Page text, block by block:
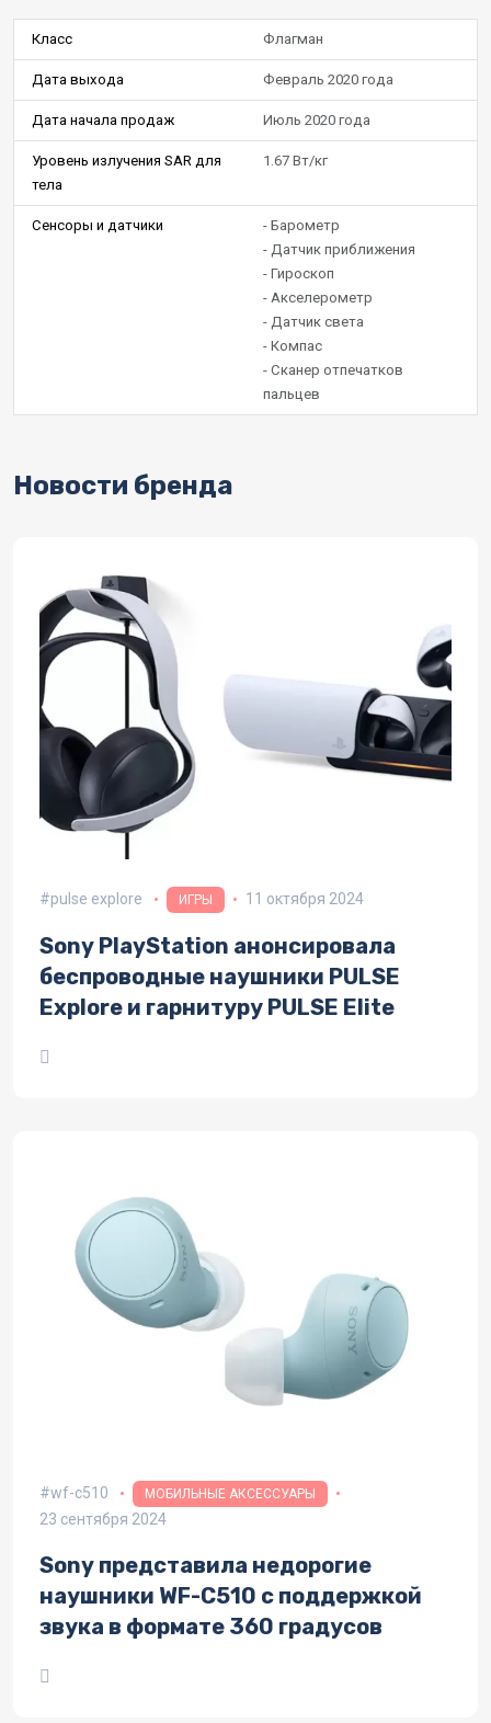
Класс Флагман
Дата выхода Февраль 2020 года
Дата начала продаж Июль 2020 года
Уровень излучения SAR для
тела
1.67 Вт/кг
Сенсоры и датчики
- Барометр
- Датчик приближения
- Гироскоп
- Акселерометр
- Датчик света
- Компас
- Сканер отпечатков
пальцев
Новости бренда
pulse explore ИГРЫ 11 октября 2024
Sony PlayStation анонсировала
беспроводные наушники PULSE
Explore и гарнитуру PULSE Elite
wf-c510 МОБИЛЬНЫЕ АКСЕССУАРЫ
23 сентября 2024
Sony представила недорогие
наушники WF-C510 с поддержкой
звука в формате 360 градусов